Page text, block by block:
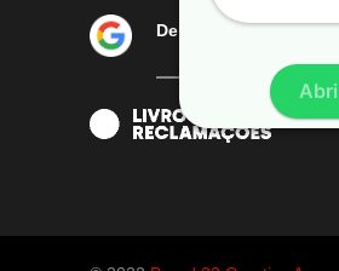
Deixe-nos a sua